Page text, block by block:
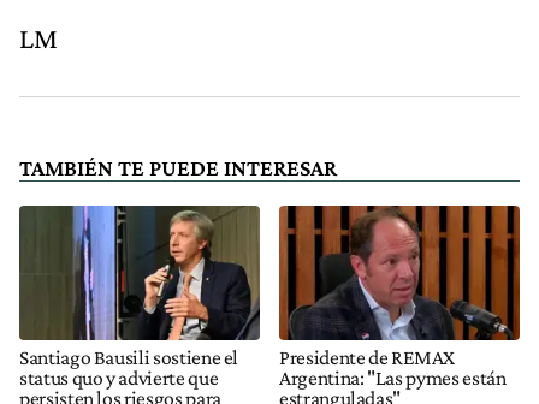
LM
TAMBIÉN TE PUEDE INTERESAR
Santiago Bausili sostiene el
status quo y advierte que
persisten los riesgos para
Presidente de REMAX
Argentina: "Las pymes están
estranguladas"